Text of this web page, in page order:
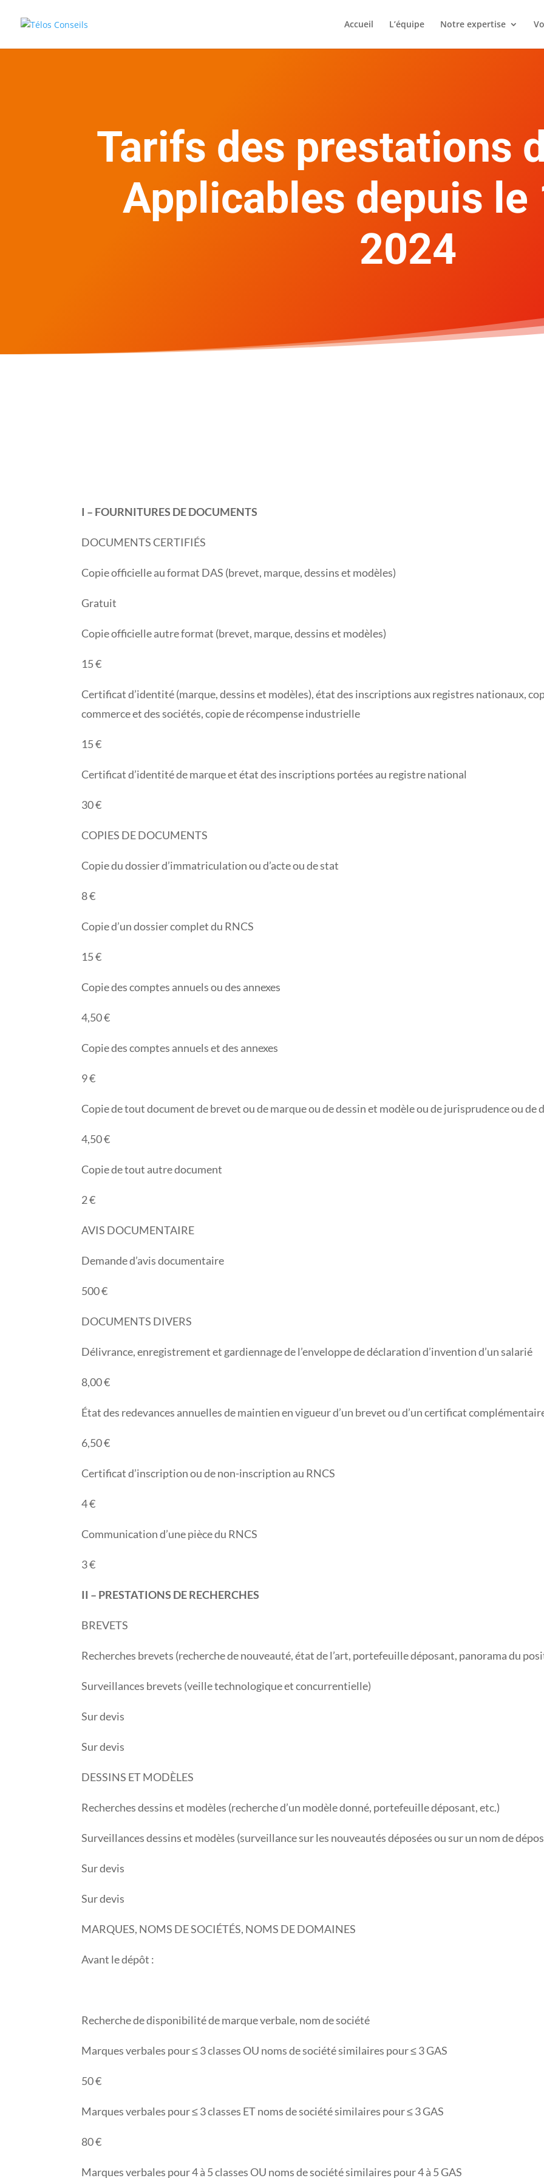
Accueil L’équipe Notre expertise
Tarifs des prestations
Applicables depuis le
2024
I – FOURNITURES DE DOCUMENTS
DOCUMENTS CERTIFIÉS
Copie officielle au format DAS (brevet, marque, dessins et modèles)
Gratuit
Copie officielle autre format (brevet, marque, dessins et modèles)
15 €
Certificat d’identité (marque, dessins et modèles), état des inscriptions aux registres nationaux,
commerce et des sociétés, copie de récompense industrielle
15 €
Certificat d’identité de marque et état des inscriptions portées au registre national
30 €
COPIES DE DOCUMENTS
Copie du dossier d’immatriculation ou d’acte ou de stat
8 €
Copie d’un dossier complet du RNCS
15 €
Copie des comptes annuels ou des annexes
4,50 €
Copie des comptes annuels et des annexes
9 €
Copie de tout document de brevet ou de marque ou de dessin et modèle ou de jurisprudence ou de
4,50 €
Copie de tout autre document
2 €
AVIS DOCUMENTAIRE
Demande d’avis documentaire
500 €
DOCUMENTS DIVERS
Délivrance, enregistrement et gardiennage de l’enveloppe de déclaration d’invention d’un salarié
8,00 €
État des redevances annuelles de maintien en vigueur d’un brevet ou d’un certificat
6,50 €
Certificat d’inscription ou de non-inscription au RNCS
4 €
Communication d’une pièce du RNCS
3 €
II – PRESTATIONS DE RECHERCHES
BREVETS
Recherches brevets (recherche de nouveauté, état de l’art, portefeuille déposant, panorama du
Surveillances brevets (veille technologique et concurrentielle)
Sur devis
Sur devis
DESSINS ET MODÈLES
Recherches dessins et modèles (recherche d’un modèle donné, portefeuille déposant, etc.)
Surveillances dessins et modèles (surveillance sur les nouveautés déposées ou sur un nom de
Sur devis
Sur devis
MARQUES, NOMS DE SOCIÉTÉS, NOMS DE DOMAINES
Avant le dépôt :
Recherche de disponibilité de marque verbale, nom de société
Marques verbales pour ≤ 3 classes OU noms de société similaires pour ≤ 3 GAS
50 €
Marques verbales pour ≤ 3 classes ET noms de société similaires pour ≤ 3 GAS
80 €
Marques verbales pour 4 à 5 classes OU noms de société similaires pour 4 à 5 GAS